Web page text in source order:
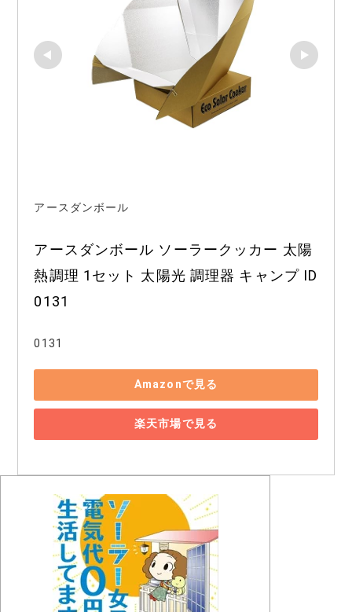
アースダンボール
アースダンボール ソーラークッカー 太陽
熱調理 1セット 太陽光 調理器 キャンプ ID
0131
0131
Amazonで見る
楽天市場で見る